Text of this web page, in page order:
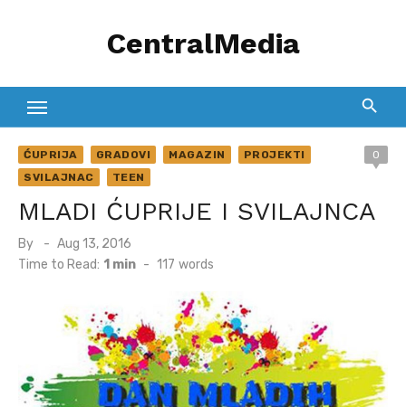
CentralMedia
ĆUPRIJA GRADOVI MAGAZIN
PROJEKTI
SVILAJNAC
TEEN
0
MLADI ĆUPRIJE I SVILAJNCA
By
Posted
on
Aug 13, 2016
Time to Read: 1 min - 117 words